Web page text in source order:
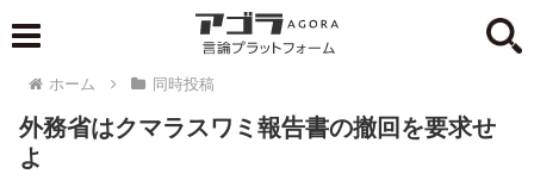
ホーム 同時投稿
外務省はクマラスワミ報告書の撤回を要求せ
よ